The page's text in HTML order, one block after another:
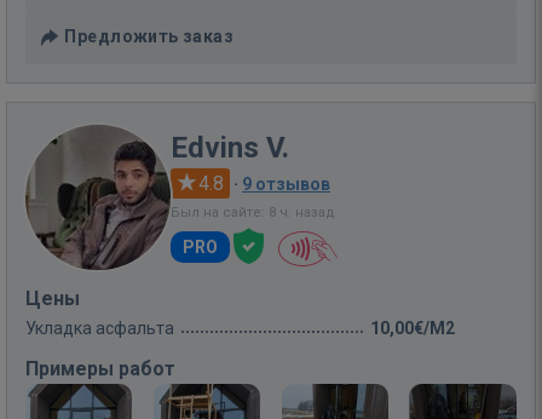
Предложить заказ
Edvins V.
4.8 · 9 отзывов
Был на сайте: 8 ч. назад
PRO
Цены
Укладка асфальта 10,00€/M2
Примеры работ